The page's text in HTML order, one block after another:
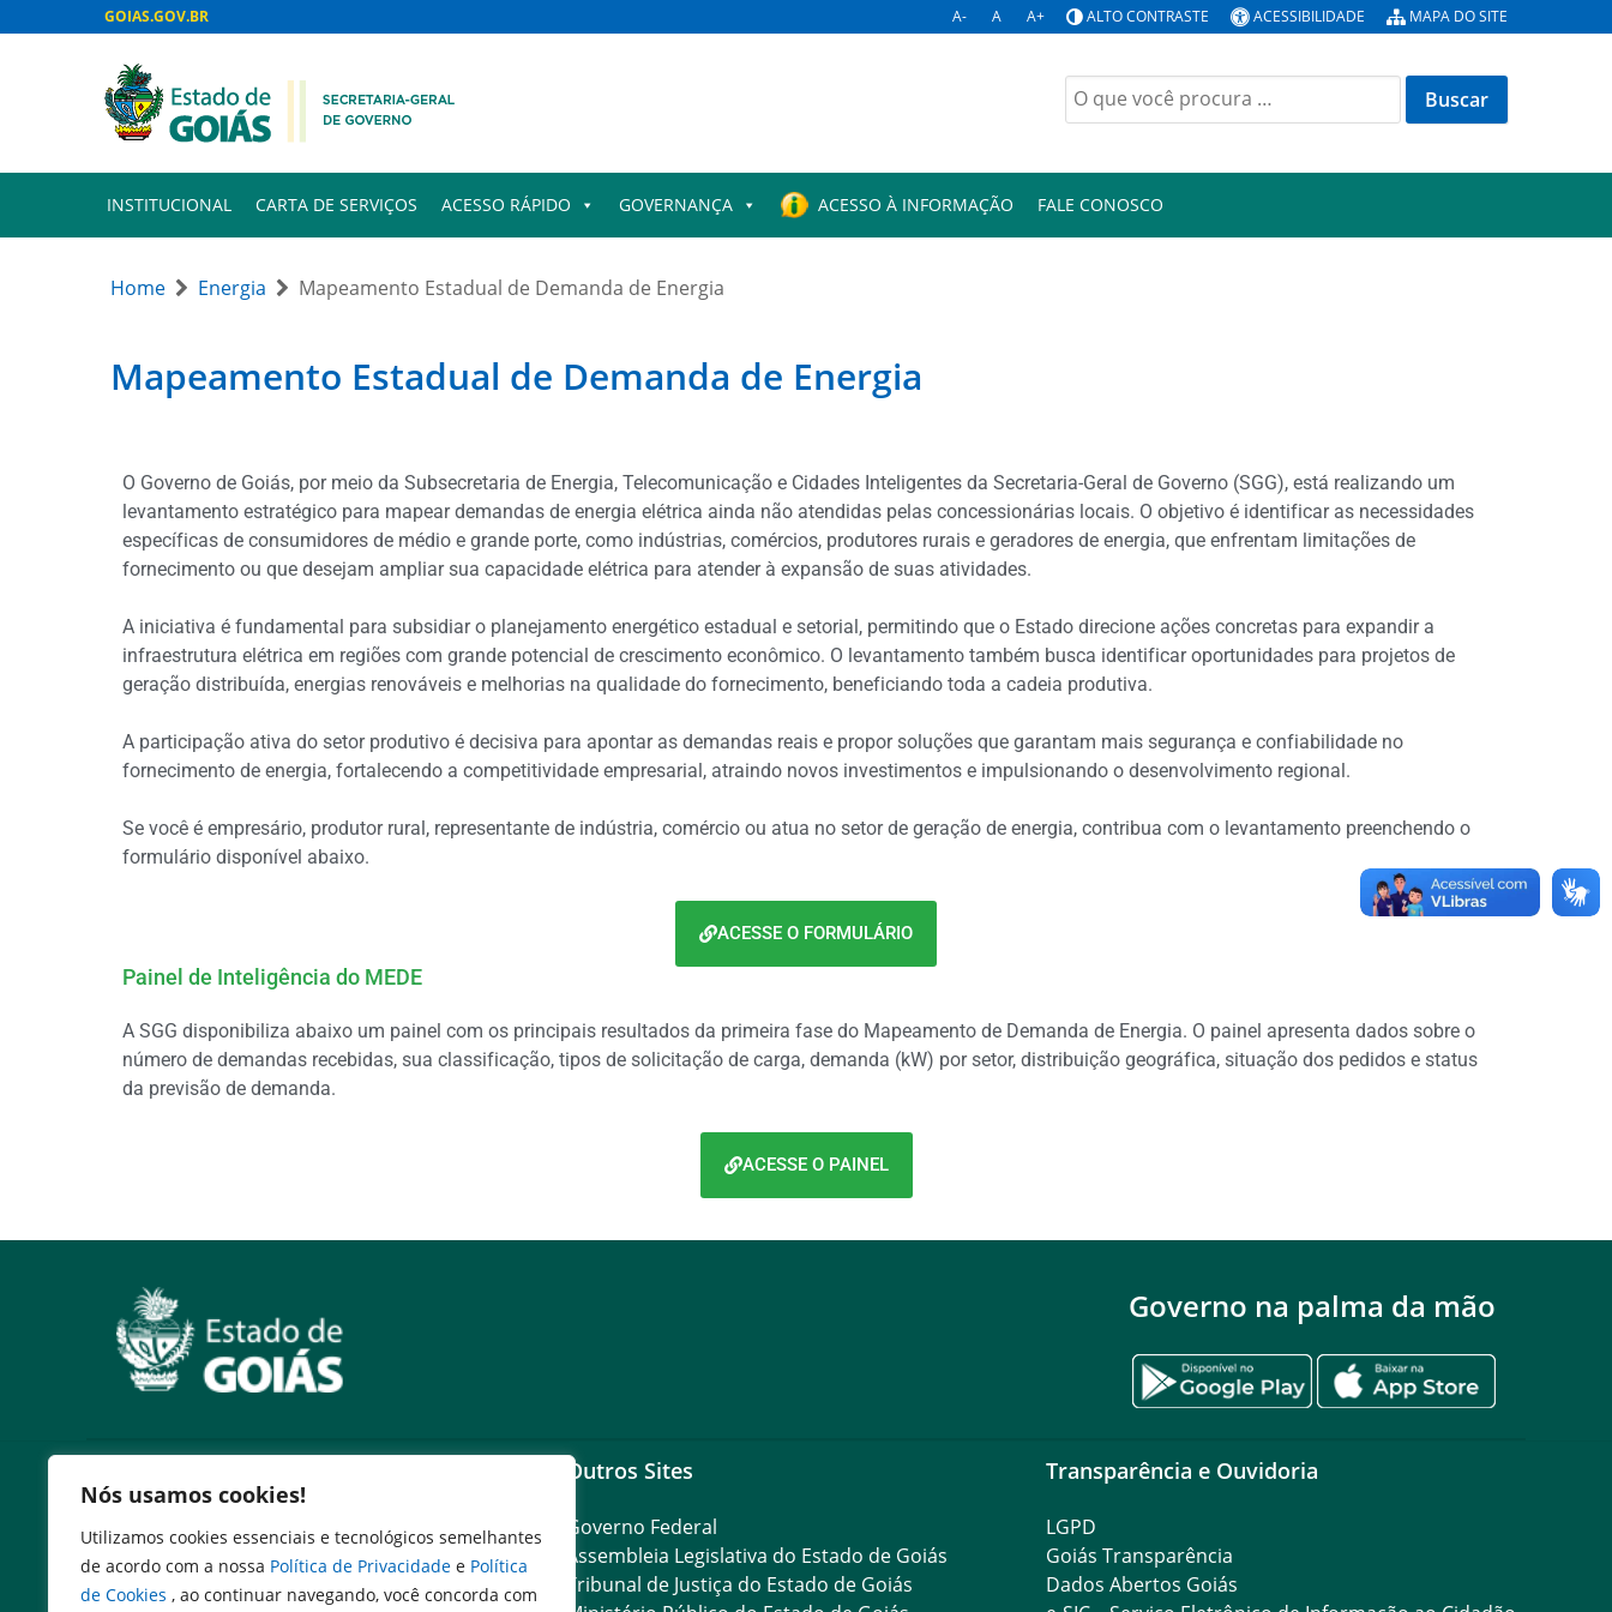
Nós usamos cookies!
Utilizamos cookies essenciais e tecnológicos semelhantes
de acordo com a nossa Política de Privacidade e Política
de Cookies , ao continuar navegando, você concorda com
GOIAS.GOV.BR A- A A+ ALTO CONTRASTE ACESSIBILIDADE MAPA DO SITE
INSTITUCIONAL CARTA DE SERVIÇOS ACESSO RÁPIDO GOVERNANÇA ACESSO À INFORMAÇÃO FALE CONOSCO
Home Energia Mapeamento Estadual de Demanda de Energia
Mapeamento Estadual de Demanda de Energia
O Governo de Goiás, por meio da Subsecretaria de Energia, Telecomunicação e Cidades Inteligentes da Secretaria-Geral de Governo (SGG), está realizando um
levantamento estratégico para mapear demandas de energia elétrica ainda não atendidas pelas concessionárias locais. O objetivo é identificar as necessidades
específicas de consumidores de médio e grande porte, como indústrias, comércios, produtores rurais e geradores de energia, que enfrentam limitações de
fornecimento ou que desejam ampliar sua capacidade elétrica para atender à expansão de suas atividades.
A iniciativa é fundamental para subsidiar o planejamento energético estadual e setorial, permitindo que o Estado direcione ações concretas para expandir a
infraestrutura elétrica em regiões com grande potencial de crescimento econômico. O levantamento também busca identificar oportunidades para projetos de
geração distribuída, energias renováveis e melhorias na qualidade do fornecimento, beneficiando toda a cadeia produtiva.
A participação ativa do setor produtivo é decisiva para apontar as demandas reais e propor soluções que garantam mais segurança e confiabilidade no
fornecimento de energia, fortalecendo a competitividade empresarial, atraindo novos investimentos e impulsionando o desenvolvimento regional.
Se você é empresário, produtor rural, representante de indústria, comércio ou atua no setor de geração de energia, contribua com o levantamento preenchendo o
formulário disponível abaixo.
ACESSE O FORMULÁRIO
Painel de Inteligência do MEDE
A SGG disponibiliza abaixo um painel com os principais resultados da primeira fase do Mapeamento de Demanda de Energia. O painel apresenta dados sobre o
número de demandas recebidas, sua classificação, tipos de solicitação de carga, demanda (kW) por setor, distribuição geográfica, situação dos pedidos e status
da previsão de demanda.
ACESSE O PAINEL
Governo na palma da mão
Emissão DARE
Expresso Goiás
Expresso Aplicações
Outros Sites
Governo Federal
Assembleia Legislativa do Estado de Goiás
Tribunal de Justiça do Estado de Goiás
Transparência e Ouvidoria
LGPD
Goiás Transparência
Dados Abertos Goiás